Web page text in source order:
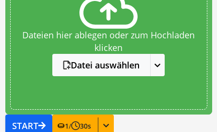
Dateien hier ablegen oder zum Hochladen
klicken
Datei auswählen
START 1/ 30s